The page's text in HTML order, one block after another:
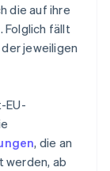
die auf ihre
Folglich fällt
jeweiligen
EU-
, die an
werden, ab